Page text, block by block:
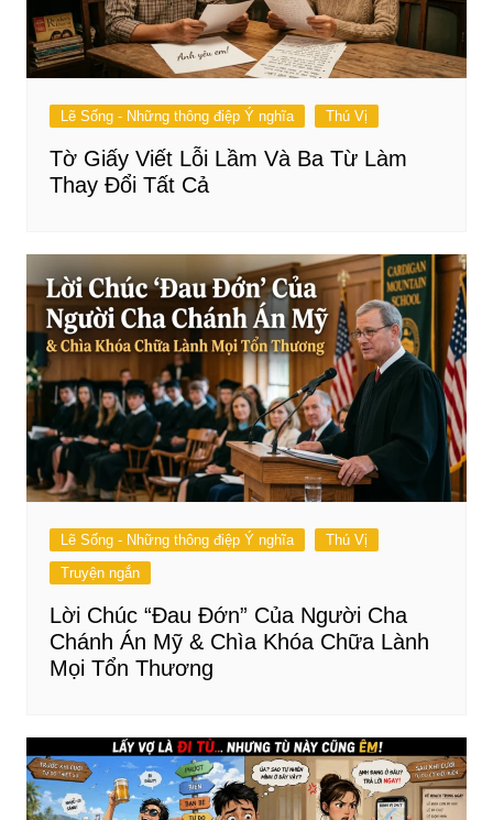
Lẽ Sống - Những thông điệp Ý nghĩa Thú Vị
Tờ Giấy Viết Lỗi Lầm Và Ba Từ Làm
Thay Đổi Tất Cả
Lẽ Sống - Những thông điệp Ý nghĩa
Thú Vị
Truyện ngắn
Lời Chúc “Đau Đớn” Của Người Cha
Chánh Án Mỹ & Chìa Khóa Chữa Lành
Mọi Tổn Thương